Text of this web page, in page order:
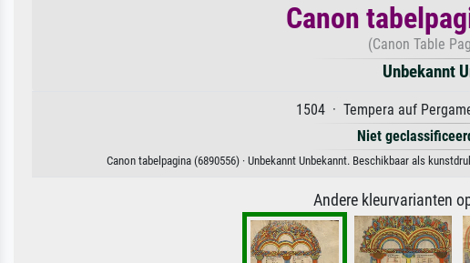
Canon
(Canon Table
Unbekannt
1504 · Tempera auf
Niet
Canon tabelpagina (6890556) · Unbekannt Unbekannt. Beschikbaar als
Andere kleurvarianten